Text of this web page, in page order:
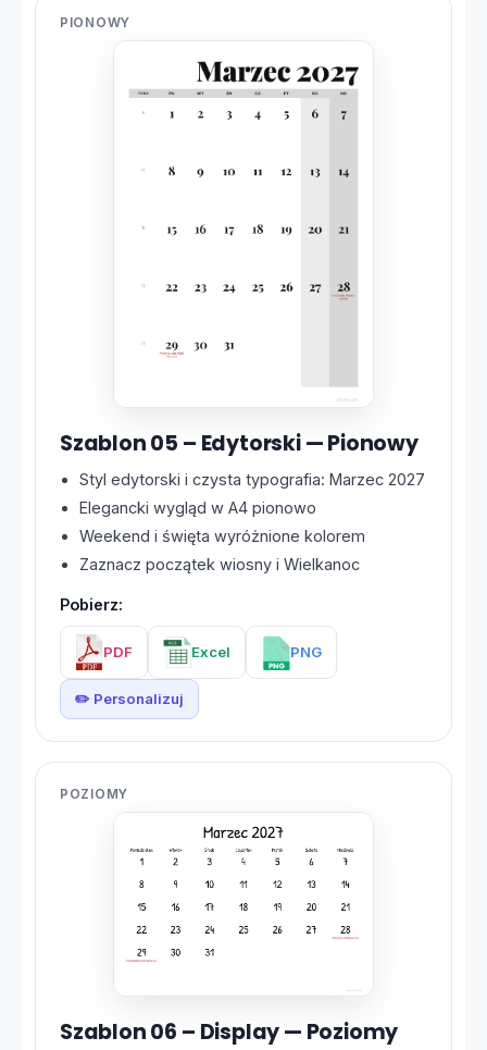
PIONOWY
Szablon 05 – Edytorski — Pionowy
Styl edytorski i czysta typografia: Marzec 2027
Elegancki wygląd w A4 pionowo
Weekend i święta wyróżnione kolorem
Zaznacz początek wiosny i Wielkanoc
Pobierz:
PDF Excel PNG
✏️ Personalizuj
POZIOMY
Szablon 06 – Display — Poziomy